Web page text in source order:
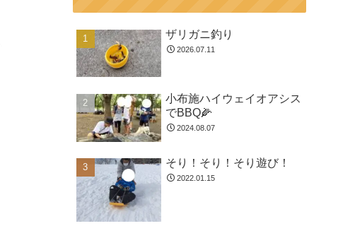
ザリガニ釣り
2026.07.11
小布施ハイウェイオアシス
でBBQ🌽
2024.08.07
そり！そり！そり遊び！
2022.01.15